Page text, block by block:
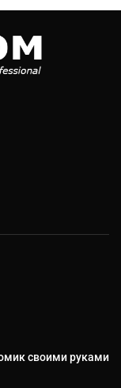
своими руками